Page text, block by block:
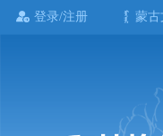
登录/注册 蒙古